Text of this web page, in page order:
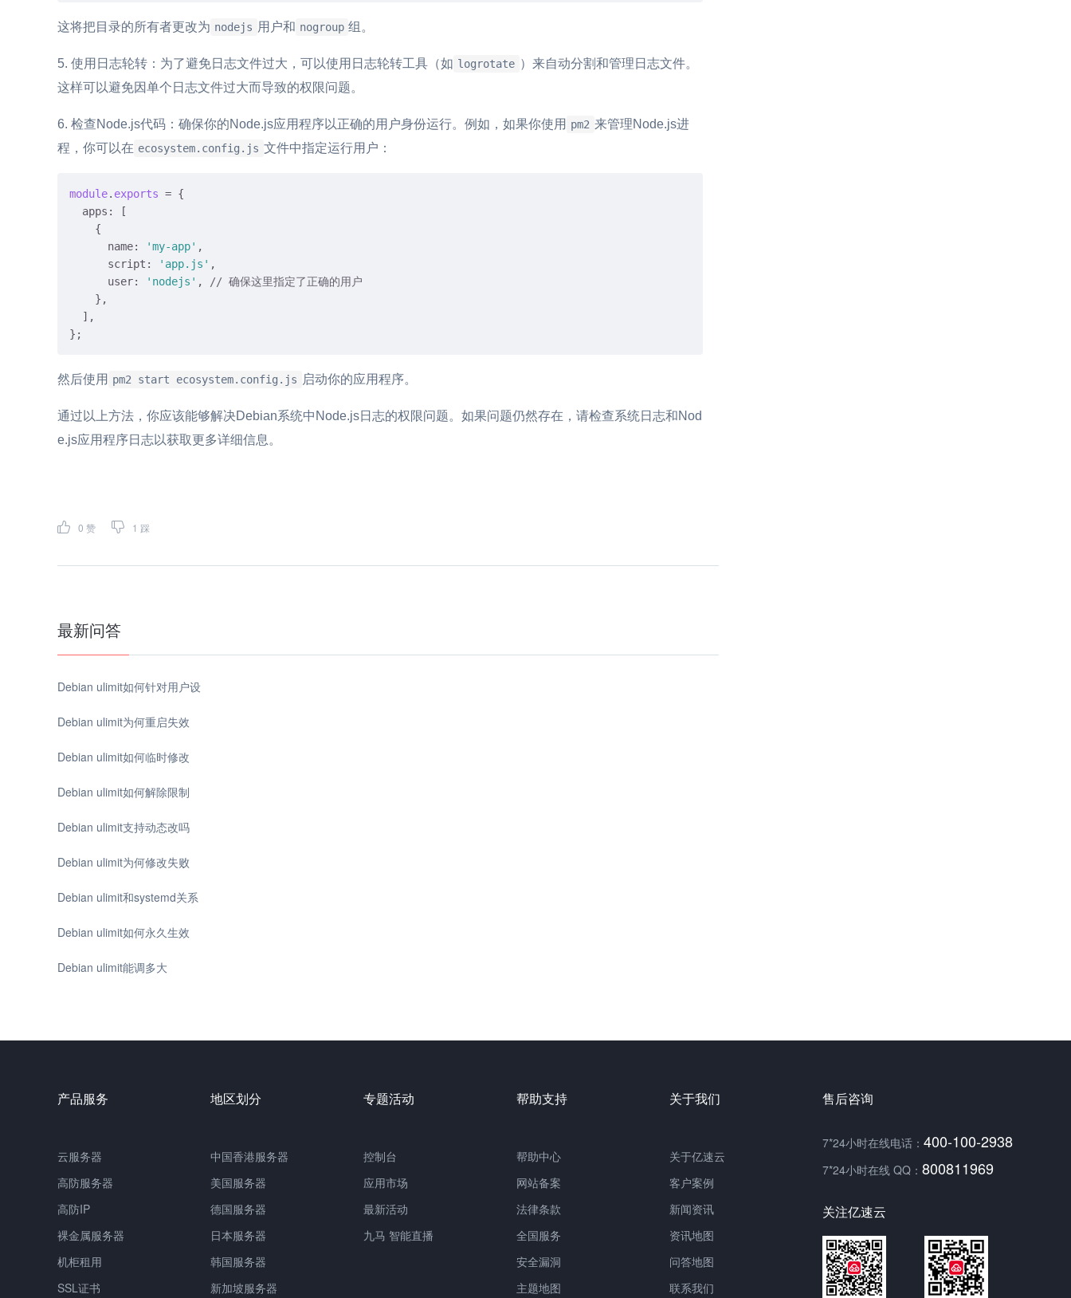
这将把目录的所有者更改为 nodejs 用户和 nogroup 组。
使用日志轮转：为了避免日志文件过大，可以使用日志轮转工具（如 logrotate ）来自动分割和管理日志文件。
这样可以避免因单个日志文件过大而导致的权限问题。
检查Node.js代码：确保你的Node.js应用程序以正确的用户身份运行。例如，如果你使用 pm2 来管理Node.js进
程，你可以在 ecosystem.config.js 文件中指定运行用户：
module. exports = {
apps : [
    {
name: 'my-app' ,
script : 'app.js' ,
user: 'nodejs' ,
// 确保这里指定了正确的用户
    },
  ],
然后使用 pm2 start ecosystem.config.js 启动你的应用程序。
通过以上方法，你应该能够解决Debian系统中Node.js日志的权限问题。如果问题仍然存在，请检查系统日志和Nod
e.js应用程序日志以获取更多详细信息。
0 赞 1 踩
最新问答
Debian ulimit如何针对用户设
Debian ulimit为何重启失效
Debian ulimit如何临时修改
Debian ulimit如何解除限制
Debian ulimit支持动态改吗
Debian ulimit为何修改失败
Debian ulimit和systemd关系
Debian ulimit如何永久生效
Debian ulimit能调多大
产品服务
云服务器
高防服务器
高防IP
裸金属服务器
机柜租用
SSL证书
地区划分
中国香港服务器
美国服务器
德国服务器
日本服务器
韩国服务器
新加坡服务器
专题活动
控制台
应用市场
最新活动
九马 智能直播
帮助支持
帮助中心
网站备案
法律条款
全国服务
安全漏洞
主题地图
关于我们
关于亿速云
客户案例
新闻资讯
资讯地图
问答地图
联系我们
售后咨询
7*24小时在线电话： 400-100-2938
7*24小时在线 QQ： 800811969
关注亿速云